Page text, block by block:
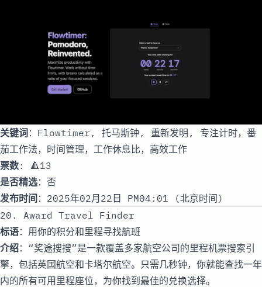
关键词：Flowtimer, 托马斯钟, 重新发明, 专注计时，番
茄工作法，时间管理，工作休息比，高效工作
票数: 🔺13
是否精选：否
发布时间 ：2025年02月22日 PM04:01 (北京时间)
20. Award Travel Finder
标语：用你的积分和里程寻找航班
介绍：“奖途搜搜”是一款覆盖多家航空公司的里程机票搜索引
擎，包括英国航空和卡塔尔航空。只需几秒钟，你就能查找一年
内的所有可用里程座位，为你找到最佳的兑换选择。